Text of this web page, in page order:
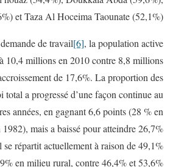
et Taza Al Hoceima Taounate (52,1%).
de travail[6], la population active
10,4 millions en 2010 contre 8,8 millions
de 17,6%. La proportion des
total a progressé d’une façon continue au
années, en gagnant 6,6 points (28 % en
mais a baissé pour atteindre 26,7%
répartit actuellement à raison de 49,1%
en milieu rural, contre 46,4% et 53,6%